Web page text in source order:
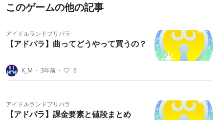
このゲームの他の記事
アイドルランドプリパラ
【アドパラ】曲ってどうやって買うの？
K_M ・ 3年前 ・ 6
アイドルランドプリパラ
【アドパラ】課金要素と値段まとめ